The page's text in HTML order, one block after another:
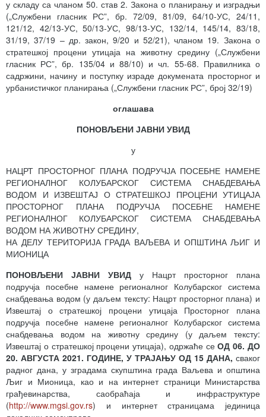
у складу са чланом 50. став 2. Закона о планирању и изградњи
(„Службени гласник РС”, бр. 72/09, 81/09, 64/10-УС, 24/11,
121/12, 42/13-УС, 50/13-УС, 98/13-УС, 132/14, 145/14, 83/18,
31/19, 37/19 – др. закон, 9/20 и 52/21), чланом 19. Закона о
стратешкој процени утицаја на животну средину („Службени
гласник РС”, бр. 135/04 и 88/10) и чл. 55-68. Правилника о
садржини, начину и поступку израде докумената просторног и
урбанистичког планирања („Службени гласник РС”, број 32/19)
оглашава
ПОНОВЉЕНИ ЈАВНИ УВИД
у
НАЦРТ ПРОСТОРНОГ ПЛАНА ПОДРУЧЈА ПОСЕБНЕ НАМЕНЕ
РЕГИОНАЛНОГ КОЛУБАРСКОГ СИСТЕМА СНАБДЕВАЊА
ВОДОМ И ИЗВЕШТАЈ О СТРАТЕШКОЈ ПРОЦЕНИ УТИЦАЈА
ПРОСТОРНОГ ПЛАНА ПОДРУЧЈА ПОСЕБНЕ НАМЕНЕ
РЕГИОНАЛНОГ КОЛУБАРСКОГ СИСТЕМА СНАБДЕВАЊА
ВОДОМ НА ЖИВОТНУ СРЕДИНУ,
НА ДЕЛУ ТЕРИТОРИЈА ГРАДА ВАЉЕВА И ОПШТИНА ЉИГ И
МИОНИЦА
ПОНОВЉЕНИ ЈАВНИ УВИД у Нацрт просторног плана
подручја посебне намене регионалног Колубарског система
снабдевања водом (у даљем тексту: Нацрт просторног плана) и
Извештај о стратешкој процени утицаја Просторног плана
подручја посебне намене регионалног Колубарског система
снабдевања водом на животну средину (у даљем тексту:
Извештај о стратешкој процени утицаја), одржаће сеОД 06. ДО
20. АВГУСТА 2021. ГОДИНЕ, У ТРАЈАЊУ ОД 15 ДАНА, сваког
радног дана, у зградама скупштина града Ваљева и општина
Љиг и Мионица, као и на интернет страници Министарства
грађевинарства, саобраћаја и инфраструктуре
(http://www.mgsi.gov.rs) и интернет страницама јединица